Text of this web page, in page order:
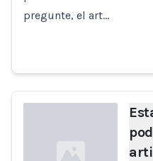
pregunte, el art…